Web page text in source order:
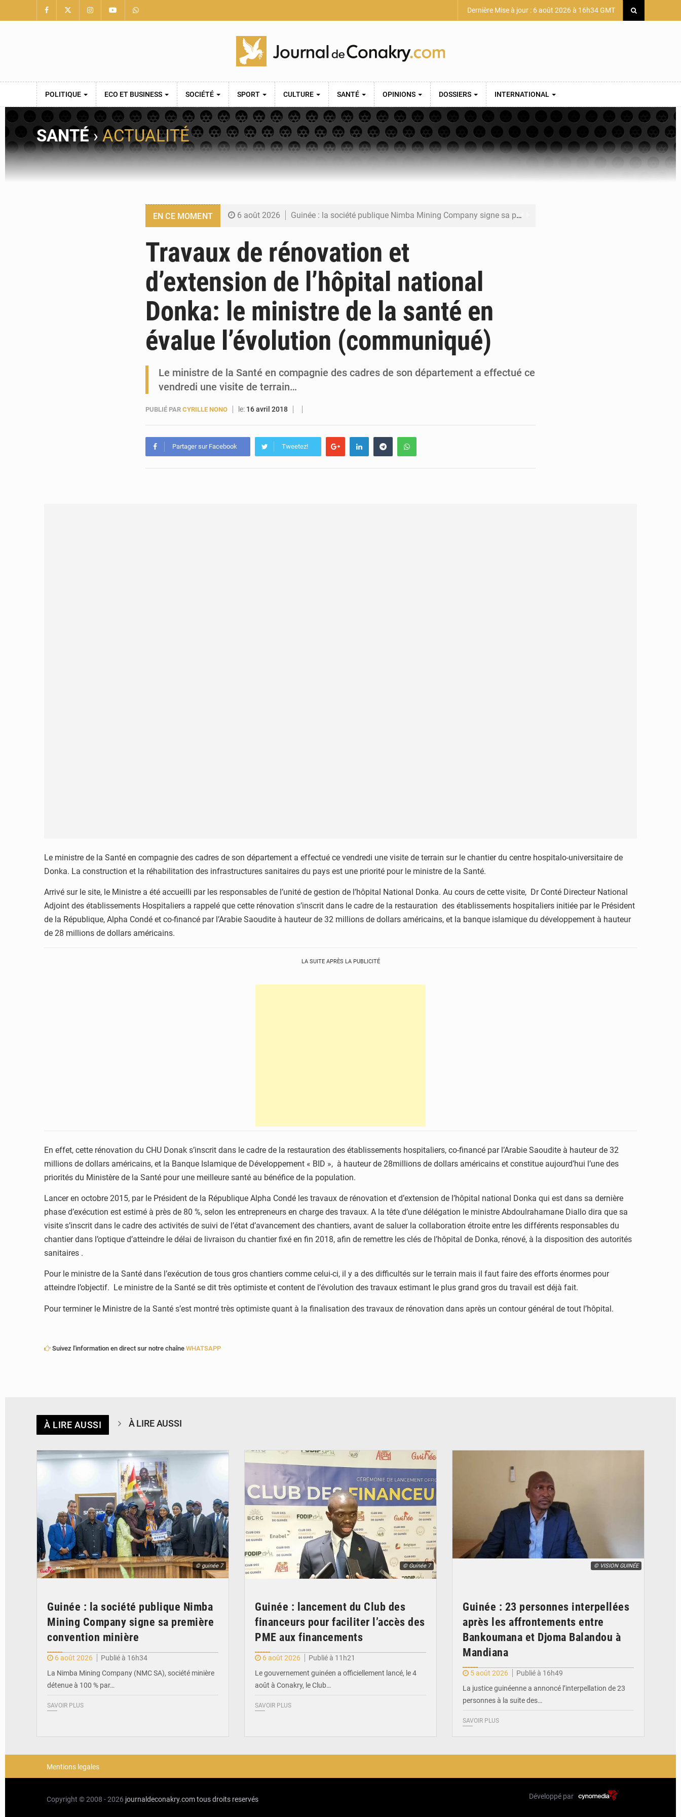
Dernière Mise à jour : 6 août 2026 à 16h34 GMT
POLITIQUE ECO ET BUSINESS SOCIÉTÉ SPORT CULTURE SANTÉ OPINIONS DOSSIERS INTERNATIONAL
SANTÉ› ACTUALITÉ
EN CE MOMENT 6 août 2026 Guinée : la société publique Nimba Mining Company signe sa première convention minière
5 août 2026 Guinée : 23 personnes interpellées après les affrontements entre Bankoumana et Djoma Balandou à Mandiana
5 août 2026 Guinée : Amara Camara prend la coordination de l’action de l’État en l’absence du président Mamadi Doumbouya
5 août 2026 Forces Vives en Guinée : la coalition critique la gestion de Mamadi Doumbouya
Travaux de rénovation et
d’extension de l’hôpital national
Donka: le ministre de la santé en
évalue l’évolution (communiqué)
Le ministre de la Santé en compagnie des cadres de son département a effectué ce
vendredi une visite de terrain…
PUBLIÉ PAR CYRILLE NONO le: 16 avril 2018
Partager sur Facebook Tweetez!
Le ministre de la Santé en compagnie des cadres de son département a effectué ce vendredi une visite de terrain sur le chantier du centre hospitalo-universitaire de
Donka. La construction et la réhabilitation des infrastructures sanitaires du pays est une priorité pour le ministre de la Santé.
Arrivé sur le site, le Ministre a été accueilli par les responsables de l’unité de gestion de l’hôpital National Donka. Au cours de cette visite, Dr Conté Directeur National
Adjoint des établissements Hospitaliers a rappelé que cette rénovation s’inscrit dans le cadre de la restauration des établissements hospitaliers initiée par le Président
de la République, Alpha Condé et co-financé par l’Arabie Saoudite à hauteur de 32 millions de dollars américains, et la banque islamique du développement à hauteur
de 28 millions de dollars américains.
LA SUITE APRÈS LA PUBLICITÉ
En effet, cette rénovation du CHU Donak s’inscrit dans le cadre de la restauration des établissements hospitaliers, co-financé par l’Arabie Saoudite à hauteur de 32
millions de dollars américains, et la Banque Islamique de Développement « BID », à hauteur de 28millions de dollars américains et constitue aujourd’hui l’une des
priorités du Ministère de la Santé pour une meilleure santé au bénéfice de la population.
Lancer en octobre 2015, par le Président de la République Alpha Condé les travaux de rénovation et d’extension de l’hôpital national Donka qui est dans sa dernière
phase d’exécution est estimé à près de 80 %, selon les entrepreneurs en charge des travaux. A la tête d’une délégation le ministre Abdoulrahamane Diallo dira que sa
visite s’inscrit dans le cadre des activités de suivi de l’état d’avancement des chantiers, avant de saluer la collaboration étroite entre les différents responsables du
chantier dans l’optique d’atteindre le délai de livraison du chantier fixé en fin 2018, afin de remettre les clés de l’hôpital de Donka, rénové, à la disposition des autorités
sanitaires .
Pour le ministre de la Santé dans l’exécution de tous gros chantiers comme celui-ci, il y a des difficultés sur le terrain mais il faut faire des efforts énormes pour
atteindre l’objectif. Le ministre de la Santé se dit très optimiste et content de l’évolution des travaux estimant le plus grand gros du travail est déjà fait.
Pour terminer le Ministre de la Santé s’est montré très optimiste quant à la finalisation des travaux de rénovation dans après un contour général de tout l’hôpital.
Suivez l'information en direct sur notre chaîne WHATSAPP
À LIRE AUSSI À LIRE AUSSI
© guinée 7
Guinée : la société publique Nimba
Mining Company signe sa première
convention minière
6 août 2026
Publié à 16h34
La Nimba Mining Company (NMC SA), société minière
détenue à 100 % par…
SAVOIR PLUS
© Guinée 7
Guinée : lancement du Club des
financeurs pour faciliter l’accès des
PME aux financements
6 août 2026
Publié à 11h21
Le gouvernement guinéen a officiellement lancé, le 4
août à Conakry, le Club…
SAVOIR PLUS
© VISION GUINÉE
Guinée : 23 personnes interpellées
après les affrontements entre
Bankoumana et Djoma Balandou à
Mandiana
5 août 2026
Publié à 16h49
La justice guinéenne a annoncé l’interpellation de 23
personnes à la suite des…
SAVOIR PLUS
Mentions legales
Copyright © 2008 - 2026 journaldeconakry.comtous droits reservés Développé par